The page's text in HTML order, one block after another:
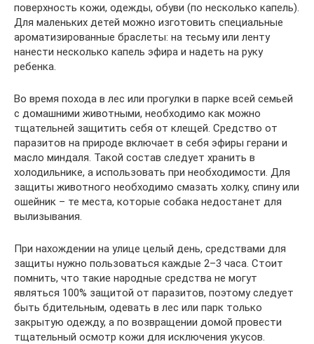
поверхность кожи, одежды, обуви (по несколько капель).
Для маленьких детей можно изготовить специальные
ароматизированные браслеты: на тесьму или ленту
нанести несколько капель эфира и надеть на руку
ребенка.
Во время похода в лес или прогулки в парке всей семьей
с домашними животными, необходимо как можно
тщательней защитить себя от клещей. Средство от
паразитов на природе включает в себя эфиры герани и
масло миндаля. Такой состав следует хранить в
холодильнике, а использовать при необходимости. Для
защиты животного необходимо смазать холку, спину или
ошейник – те места, которые собака недостанет для
вылизывания.
При нахождении на улице целый день, средствами для
защиты нужно пользоваться каждые 2–3 часа. Стоит
помнить, что такие народные средства не могут
являться 100% защитой от паразитов, поэтому следует
быть бдительным, одевать в лес или парк только
закрытую одежду, а по возвращении домой провести
тщательный осмотр кожи для исключения укусов.